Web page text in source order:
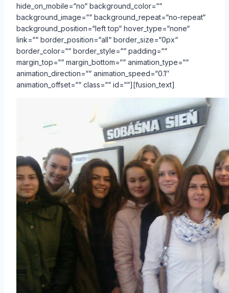
hide_on_mobile=“no“ background_color=““
background_image=““ background_repeat=“no-repeat“
background_position=“left top“ hover_type=“none“
link=““ border_position=“all“ border_size=“0px“
border_color=““ border_style=““ padding=““
margin_top=““ margin_bottom=““ animation_type=““
animation_direction=““ animation_speed=“0.1″
animation_offset=““ class=““ id=““][fusion_text]